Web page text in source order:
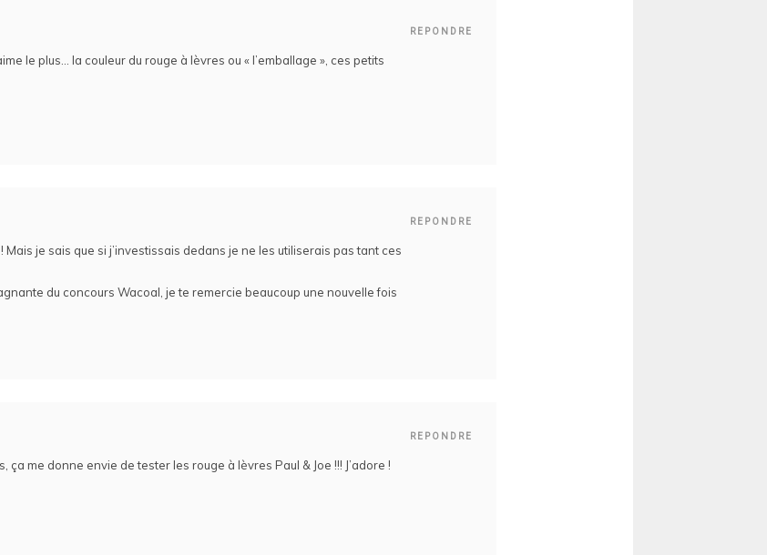
REPONDRE
le plus… la couleur du rouge à lèvres ou « l’emballage », ces petits
REPONDRE
Mais je sais que si j’investissais dedans je ne les utiliserais pas tant ces
du concours Wacoal, je te remercie beaucoup une nouvelle fois
REPONDRE
me donne envie de tester les rouge à lèvres Paul & Joe !!! J’adore !